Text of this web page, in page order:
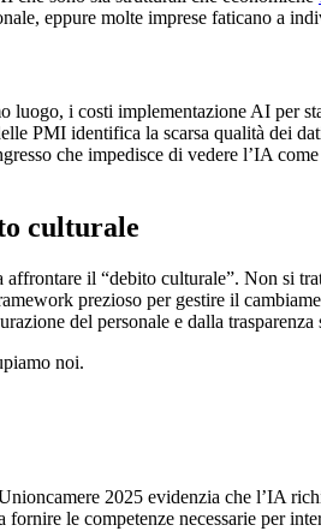
eppure molte imprese faticano a
i costi implementazione AI per
PMI identifica la scarsa qualità dei
che impedisce di vedere l’IA
culturale
il “debito culturale”. Non si
prezioso per gestire il
del personale e dalla
noi.
2025 evidenzia che l’IA
le competenze necessarie per